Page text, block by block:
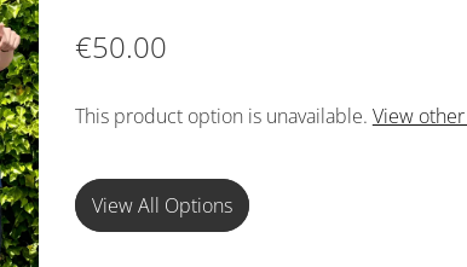
€50.00
This product option is unavailable. View
View All Options